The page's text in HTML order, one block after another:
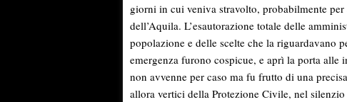
giorni in cui veniva stravolto, probabilmente
dell’Aquila. L’esautorazione totale delle
popolazione e delle scelte che la riguardavano
emergenza furono cospicue, e aprì la porta
non avvenne per caso ma fu frutto di una
allora vertici della Protezione Civile, nel